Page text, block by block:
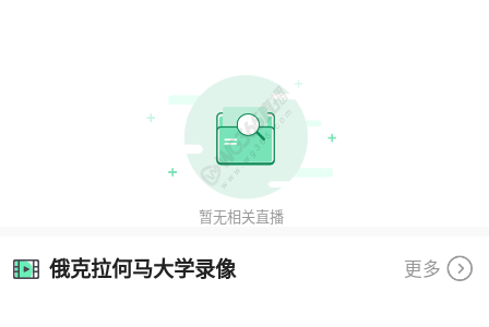
暂无相关直播
俄克拉何马大学录像 更多